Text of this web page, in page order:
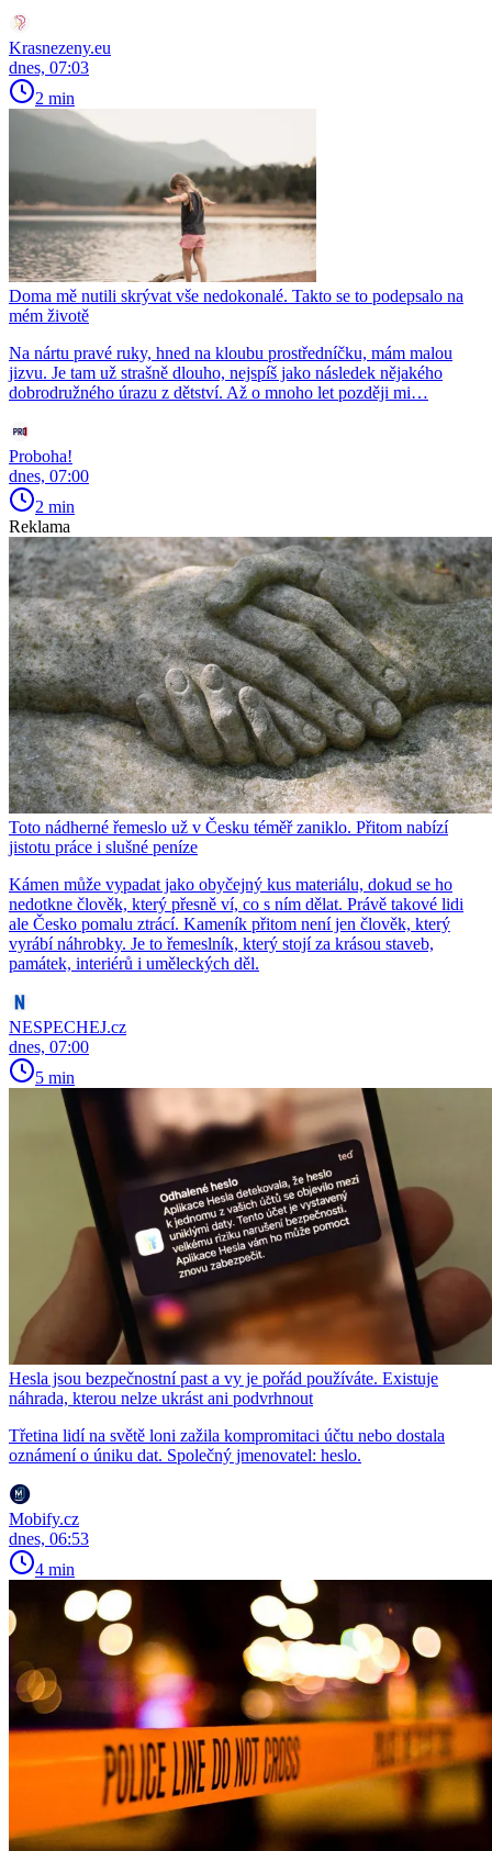
Krasnezeny.eu
dnes, 07:03
2 min
Doma mě nutili skrývat vše nedokonalé. Takto se to podepsalo na
mém životě
Na nártu pravé ruky, hned na kloubu prostředníčku, mám malou
jizvu. Je tam už strašně dlouho, nejspíš jako následek nějakého
dobrodružného úrazu z dětství. Až o mnoho let později mi…
Proboha!
dnes, 07:00
2 min
Reklama
Toto nádherné řemeslo už v Česku téměř zaniklo. Přitom nabízí
jistotu práce i slušné peníze
Kámen může vypadat jako obyčejný kus materiálu, dokud se ho
nedotkne člověk, který přesně ví, co s ním dělat. Právě takové lidi
ale Česko pomalu ztrácí. Kameník přitom není jen člověk, který
vyrábí náhrobky. Je to řemeslník, který stojí za krásou staveb,
památek, interiérů i uměleckých děl.
NESPECHEJ.cz
dnes, 07:00
5 min
Hesla jsou bezpečnostní past a vy je pořád používáte. Existuje
náhrada, kterou nelze ukrást ani podvrhnout
Třetina lidí na světě loni zažila kompromitaci účtu nebo dostala
oznámení o úniku dat. Společný jmenovatel: heslo.
Mobify.cz
dnes, 06:53
4 min